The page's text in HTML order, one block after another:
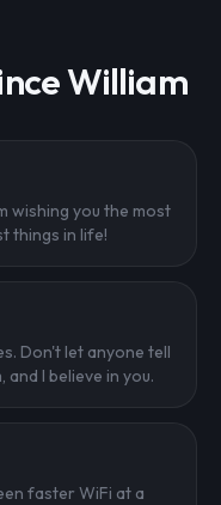
William
wishing you the most
things in life!
Don't let anyone tell
I believe in you.
faster WiFi at a